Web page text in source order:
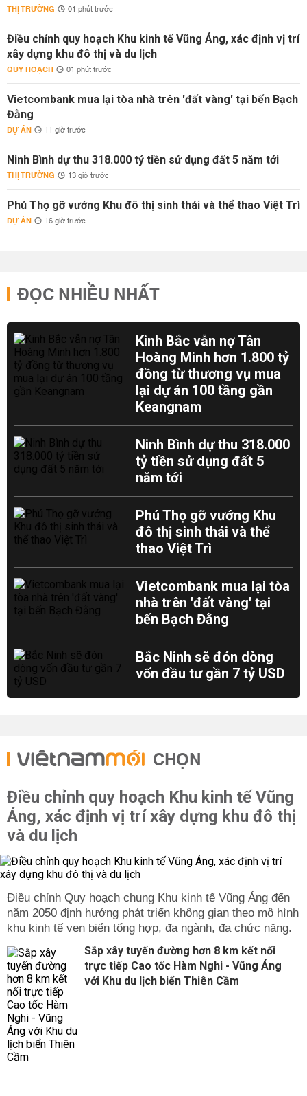
THỊ TRƯỜNG 01 phút trước
Điều chỉnh quy hoạch Khu kinh tế Vũng Áng, xác định vị trí
xây dựng khu đô thị và du lịch
QUY HOẠCH 01 phút trước
Vietcombank mua lại tòa nhà trên 'đất vàng' tại bến Bạch
Đằng
DỰ ÁN 11 giờ trước
Ninh Bình dự thu 318.000 tỷ tiền sử dụng đất 5 năm tới
THỊ TRƯỜNG 13 giờ trước
Phú Thọ gỡ vướng Khu đô thị sinh thái và thể thao Việt Trì
DỰ ÁN 16 giờ trước
ĐỌC NHIỀU NHẤT
Kinh Bắc vẫn nợ Tân
Hoàng Minh hơn 1.800 tỷ
đồng từ thương vụ mua
lại dự án 100 tầng gần
Keangnam
Ninh Bình dự thu 318.000
tỷ tiền sử dụng đất 5
năm tới
Phú Thọ gỡ vướng Khu
đô thị sinh thái và thể
thao Việt Trì
Vietcombank mua lại tòa
nhà trên 'đất vàng' tại
bến Bạch Đằng
Bắc Ninh sẽ đón dòng
vốn đầu tư gần 7 tỷ USD
CHỌN
Điều chỉnh quy hoạch Khu kinh tế Vũng
Áng, xác định vị trí xây dựng khu đô thị
và du lịch
Điều chỉnh Quy hoạch chung Khu kinh tế Vũng Áng đến
năm 2050 định hướng phát triển không gian theo mô hình
khu kinh tế ven biển tổng hợp, đa ngành, đa chức năng.
Sắp xây tuyến đường hơn 8 km kết nối
trực tiếp Cao tốc Hàm Nghi - Vũng Áng
với Khu du lịch biển Thiên Cầm